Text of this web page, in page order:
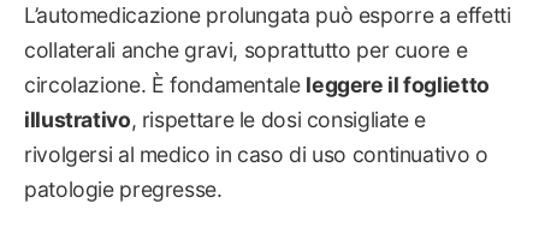
L’automedicazione prolungata può esporre a effetti
collaterali anche gravi, soprattutto per cuore e
circolazione. È fondamentale leggere il foglietto
illustrativo, rispettare le dosi consigliate e
rivolgersi al medico in caso di uso continuativo o
patologie pregresse.